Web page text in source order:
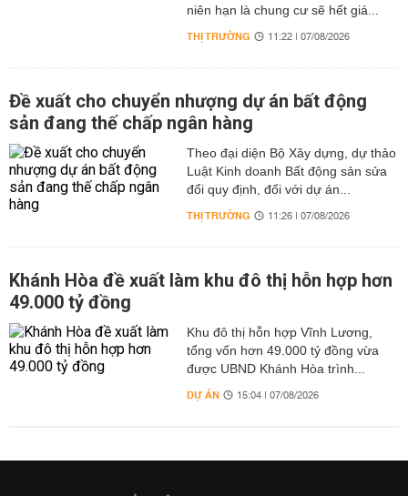
niên hạn là chung cư sẽ hết giá...
THỊ TRƯỜNG 11:22 | 07/08/2026
Đề xuất cho chuyển nhượng dự án bất động
sản đang thế chấp ngân hàng
Theo đại diện Bộ Xây dựng, dự thảo
Luật Kinh doanh Bất động sản sửa
đổi quy định, đối với dự án...
THỊ TRƯỜNG 11:26 | 07/08/2026
Khánh Hòa đề xuất làm khu đô thị hỗn hợp hơn
49.000 tỷ đồng
Khu đô thị hỗn hợp Vĩnh Lương,
tổng vốn hơn 49.000 tỷ đồng vừa
được UBND Khánh Hòa trình...
DỰ ÁN 15:04 | 07/08/2026